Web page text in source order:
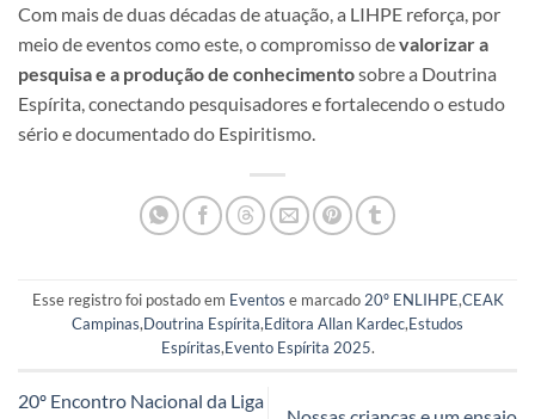
Com mais de duas décadas de atuação, a LIHPE reforça, por
meio de eventos como este, o compromisso devalorizar a
pesquisa e a produção de conhecimentosobre a Doutrina
Espírita, conectando pesquisadores e fortalecendo o estudo
sério e documentado do Espiritismo.
Esse registro foi postado em Eventos e marcado 20º ENLIHPE,CEAK
Campinas,Doutrina Espírita,Editora Allan Kardec,Estudos
Espíritas,Evento Espírita 2025.
20º Encontro Nacional da Liga